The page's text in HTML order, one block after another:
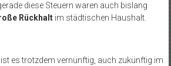
diese Steuern waren auch bislang
Rückhaltim städtischen Haushalt.
ist es trotzdem vernünftig, auch zukünftig im